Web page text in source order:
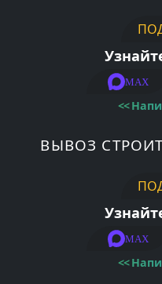
MAX
<<
ВЫВОЗ
MAX
<<